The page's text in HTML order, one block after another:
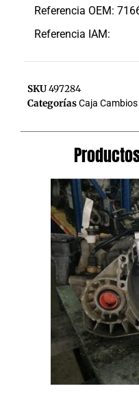
Referencia OEM:
Referencia IAM:
SKU497284
CategoríasCaja Cambios